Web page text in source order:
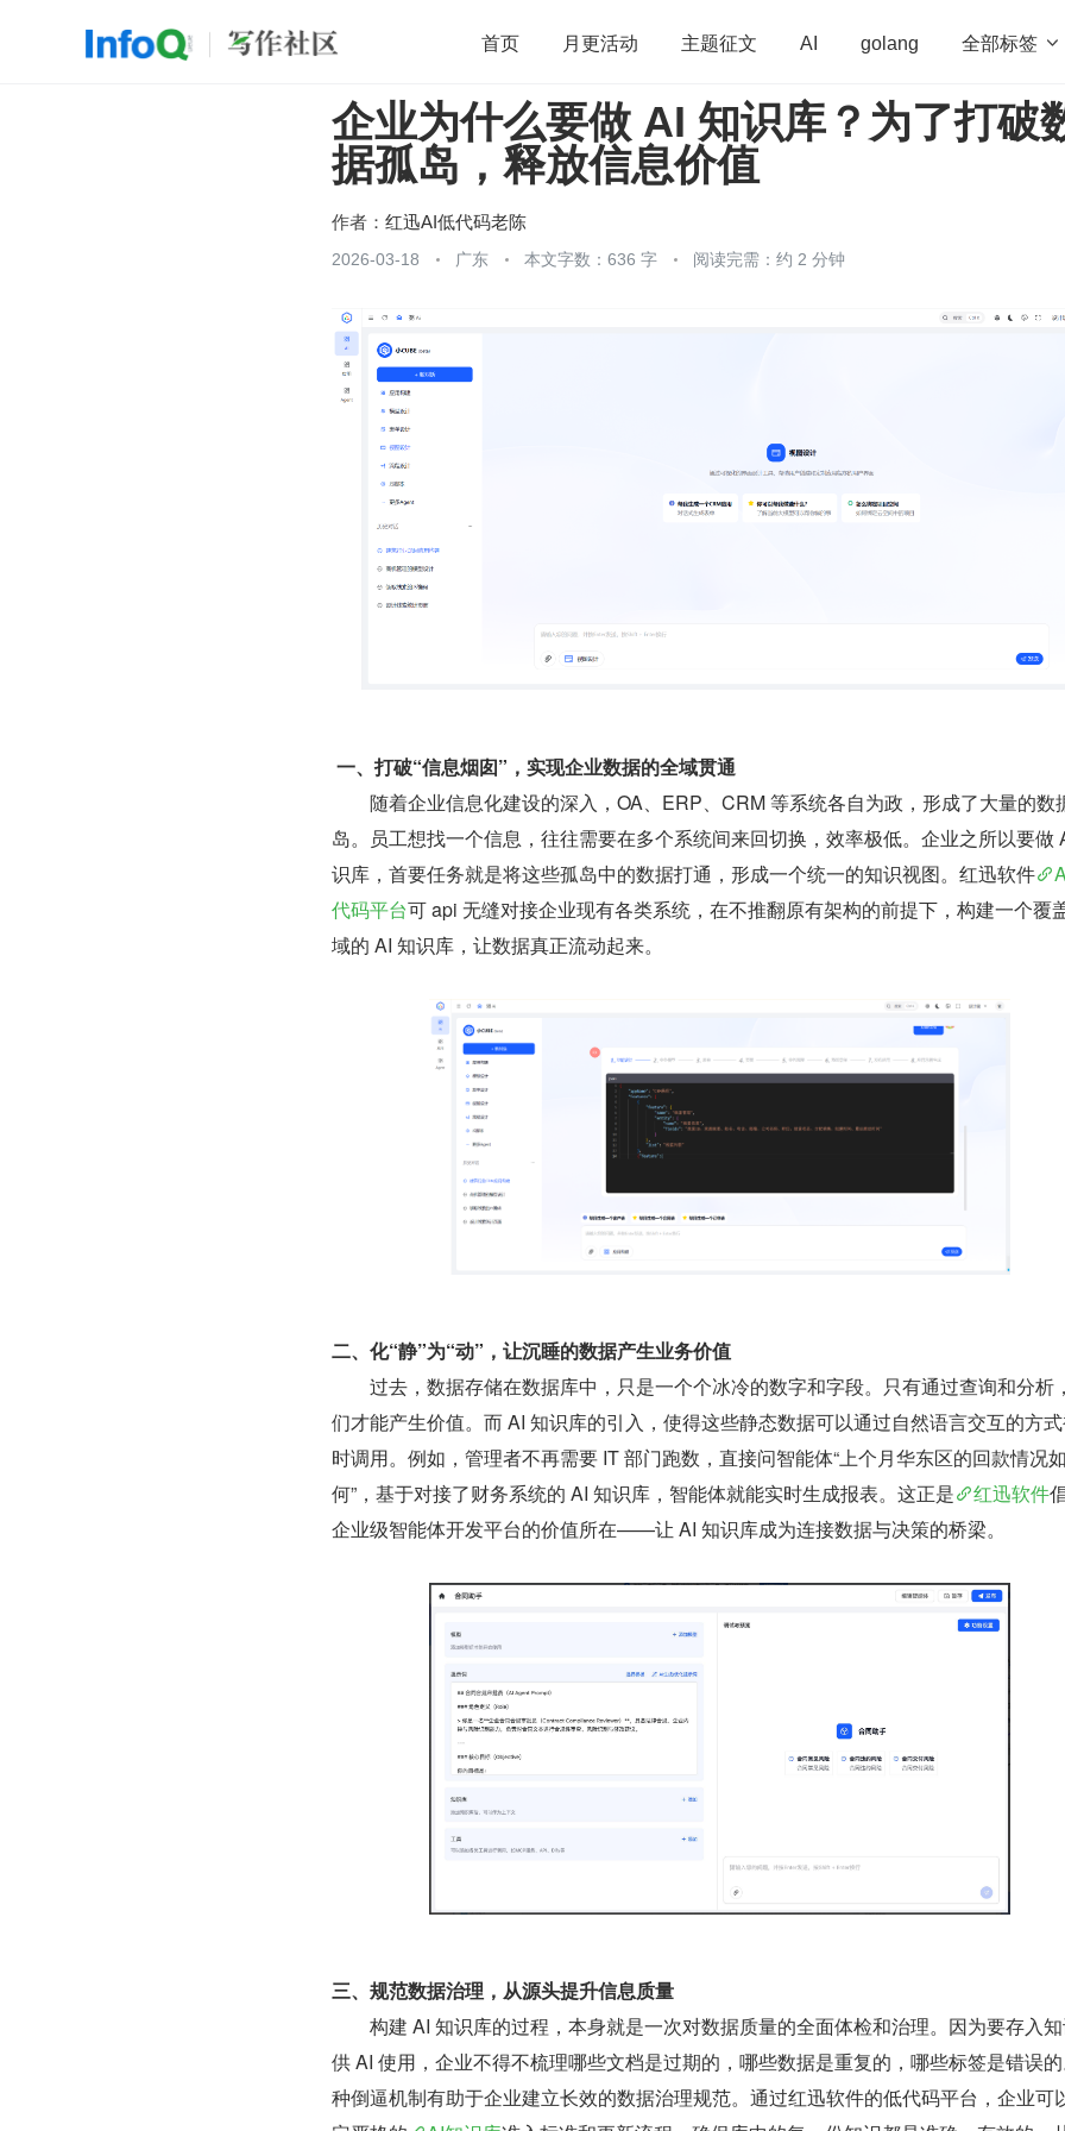
首页 月更活动 主题征文 AI golang 全部标签 
开源 架构 OpenHarmony 算法 学习方法 Web3.0 高
团队管理 程序员 运维 深度思考
企业为什么要做 AI 知识库？为了打破
据孤岛，释放信息价值
作者： 红迅AI低代码老陈
2026-03-18 广东 本文字数：636 字 阅读完需：约 2 分钟
一、打破“信息烟囱”，实现企业数据的全域贯通
随着企业信息化建设的深入，OA、ERP、CRM 等系统各自为政，形成了大量的数
岛。员工想找一个信息，往往需要在多个系统间来回切换，效率极低。企业之所以要做
识库，首要任务就是将这些孤岛中的数据打通，形成一个统一的知识视图。红迅软件
代码平台可 api 无缝对接企业现有各类系统，在不推翻原有架构的前提下，构建一个覆
域的 AI 知识库，让数据真正流动起来。
二、化“静”为“动”，让沉睡的数据产生业务价值
过去，数据存储在数据库中，只是一个个冰冷的数字和字段。只有通过查询和分析
们才能产生价值。而 AI 知识库的引入，使得这些静态数据可以通过自然语言交互的方
时调用。例如，管理者不再需要 IT 部门跑数，直接问智能体“上个月华东区的回款情况如
何”，基于对接了财务系统的 AI 知识库，智能体就能实时生成报表。这正是
红迅软件
企业级智能体开发平台的价值所在——让 AI 知识库成为连接数据与决策的桥梁。
三、规范数据治理，从源头提升信息质量
构建 AI 知识库的过程，本身就是一次对数据质量的全面体检和治理。因为要存入
供 AI 使用，企业不得不梳理哪些文档是过期的，哪些数据是重复的，哪些标签是错误
种倒逼机制有助于企业建立长效的数据治理规范。通过红迅软件的低代码平台，企业可